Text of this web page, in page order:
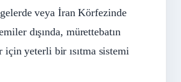
veya İran Körfezinde
dışında, mürettebatın
için yeterli bir ısıtma sistemi